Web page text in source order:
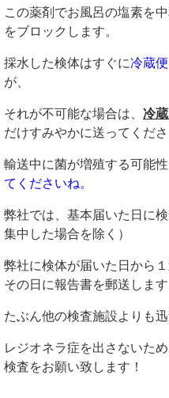
この薬剤でお風呂の塩素を
をブロックします。
採水した検体はすぐに冷蔵便
が、
それが不可能な場合は、 冷
だけすみやかに送ってくださ
輸送中に菌が増殖する可能性
てくださいね。
弊社では、基本届いた日に
集中した場合を除く）
弊社に検体が届いた日から
その日に報告書を郵送します
たぶん他の検査施設よりも
レジオネラ症を出さないた
検査をお願い致します！